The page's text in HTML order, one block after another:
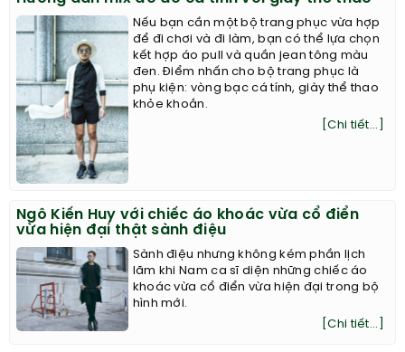
Nếu bạn cần một bộ trang phục vừa hợp
để đi chơi và đi làm, bạn có thể lựa chọn
kết hợp áo pull và quần jean tông màu
đen. Điểm nhấn cho bộ trang phục là
phụ kiện: vòng bạc cá tính, giày thể thao
khỏe khoắn.
[Chi tiết...]
Ngô Kiến Huy với chiếc áo khoác vừa cổ điển
vừa hiện đại thật sành điệu
Sành điệu nhưng không kém phần lịch
lãm khi Nam ca sĩ diện những chiếc áo
khoác vừa cổ điển vừa hiện đại trong bộ
hình mới.
[Chi tiết...]